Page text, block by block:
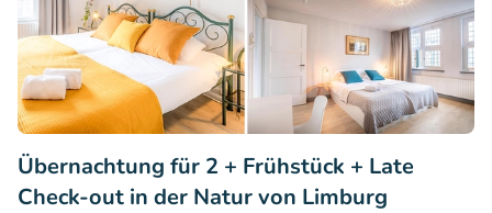
Übernachtung für 2 + Frühstück + Late
Check-out in der Natur von Limburg